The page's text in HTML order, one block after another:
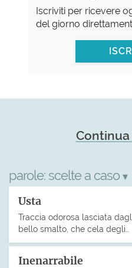
Iscriviti per ricevere
del giorno
parole: scelte a caso ▾
Usta
Traccia odorosa lasciata
bello smalto, che cela degli…
Inenarrabile